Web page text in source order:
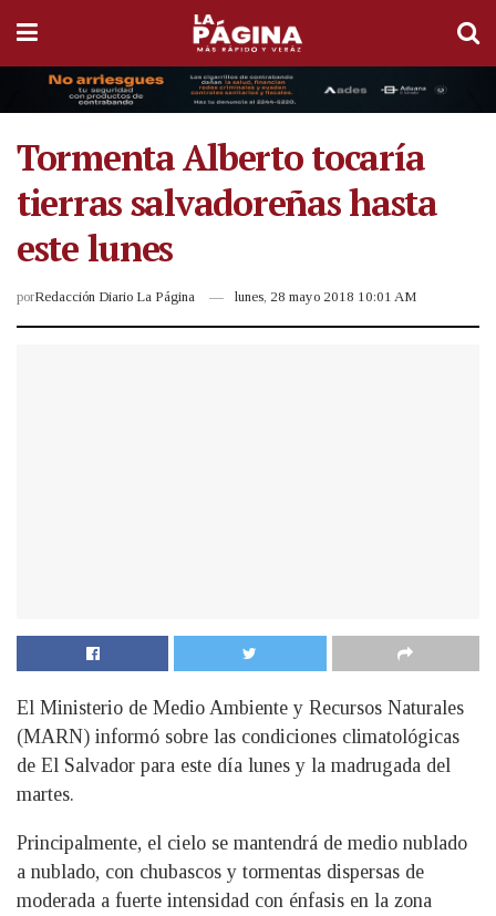
Tormenta Alberto tocaría
tierras salvadoreñas hasta
este lunes
porRedacción Diario La Página lunes, 28 mayo 2018 10:01 AM
El Ministerio de Medio Ambiente y Recursos Naturales
(MARN) informó sobre las condiciones climatológicas
de El Salvador para este día lunes y la madrugada del
martes.
Principalmente, el cielo se mantendrá de medio nublado
a nublado, con chubascos y tormentas dispersas de
moderada a fuerte intensidad con énfasis en la zona